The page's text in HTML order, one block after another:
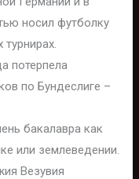
носил футболку
потерпела
по Бундеслиге –
бакалавра как
или землеведении.
Везувия